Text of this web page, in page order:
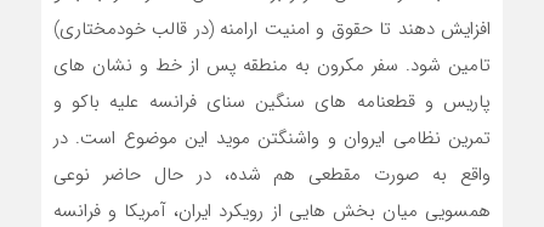
افزایش دهند تا حقوق و امنیت ارامنه (در قالب خودمختاری)
تامین شود. سفر مکرون به منطقه پس از خط و نشان های
پاریس و قطعنامه های سنگین سنای فرانسه علیه باکو و
تمرین نظامی ایروان و واشنگتن موید این موضوع است. در
واقع به صورت مقطعی هم شده، در حال حاضر نوعی
همسویی میان بخش هایی از رویکرد ایران، آمریکا و فرانسه